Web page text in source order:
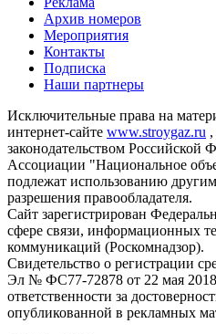
Архив номеров
Мероприятия
Контакты
Подписка
Наши партнеры
Исключительные права на
интернет-сайте www.stroygaz.ru
законодательством Российской
Ассоциации "Национальное
подлежат использованию
разрешения правообладателя.
Сайт зарегистрирован
сфере связи, информационных
коммуникаций (Роскомнадзор).
Свидетельство о регистрации
Эл № ФС77-72878 от 22 мая 2018
ответственности за
опубликованной в рекламных